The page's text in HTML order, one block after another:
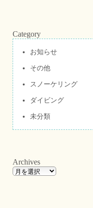
Category
お知らせ
その他
スノーケリング
ダイビング
未分類
Archives